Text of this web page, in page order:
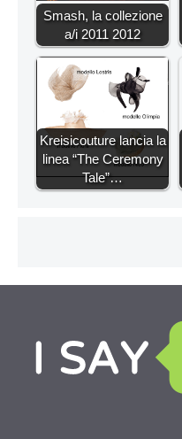
Smash, la collezione
a/i 2011 2012
Kreisicouture lancia la
linea “The Ceremony
Tale”…